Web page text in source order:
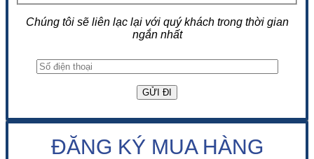
Chúng tôi sẽ liên lạc lại với quý khách trong thời gian
ngắn nhất
ĐĂNG KÝ MUA HÀNG